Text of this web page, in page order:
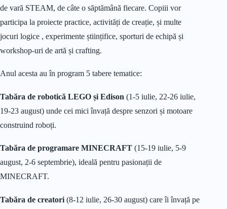
de vară STEAM, de câte o săptămână fiecare. Copiii vor
participa la proiecte practice, activități de creație, și multe
jocuri logice , experimente științifice, sporturi de echipă și
workshop-uri de artă și crafting.
Anul acesta au în program 5 tabere tematice:
Tabăra de robotică LEGO și Edison (1-5 iulie, 22-26 iulie,
19-23 august) unde cei mici învață despre senzori și motoare
construind roboți.
Tabăra de programare MINECRAFT (15-19 iulie, 5-9
august, 2-6 septembrie), ideală pentru pasionații de
MINECRAFT.
Tabăra de creatori (8-12 iulie, 26-30 august) care îi învață pe